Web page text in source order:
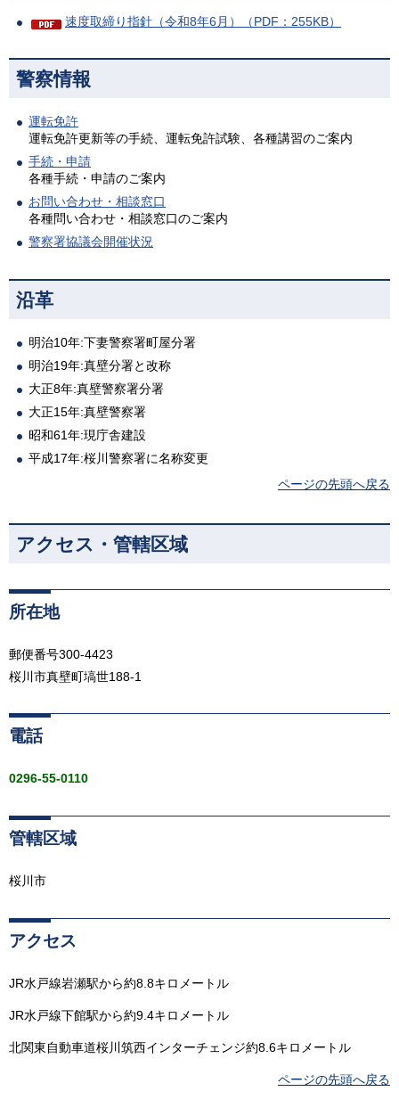
速度取締り指針（令和8年6月）（PDF：255KB）
警察情報
運転免許
運転免許更新等の手続、運転免許試験、各種講習のご案内
手続・申請
各種手続・申請のご案内
お問い合わせ・相談窓口
各種問い合わせ・相談窓口のご案内
警察署協議会開催状況
沿革
明治10年:下妻警察署町屋分署
明治19年:真壁分署と改称
大正8年:真壁警察署分署
大正15年:真壁警察署
昭和61年:現庁舎建設
平成17年:桜川警察署に名称変更
ページの先頭へ戻る
アクセス・管轄区域
所在地
郵便番号300-4423
桜川市真壁町塙世188-1
電話
0296-55-0110
管轄区域
桜川市
アクセス
JR水戸線岩瀬駅から約8.8キロメートル
JR水戸線下館駅から約9.4キロメートル
北関東自動車道桜川筑西インターチェンジ約8.6キロメートル
ページの先頭へ戻る